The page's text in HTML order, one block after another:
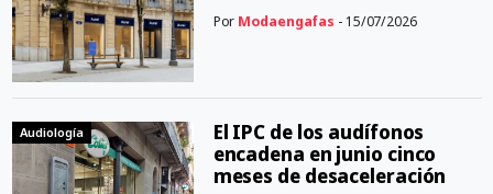
Por Modaengafas - 15/07/2026
Audiología
El IPC de los audífonos
encadena en junio cinco
meses de desaceleración